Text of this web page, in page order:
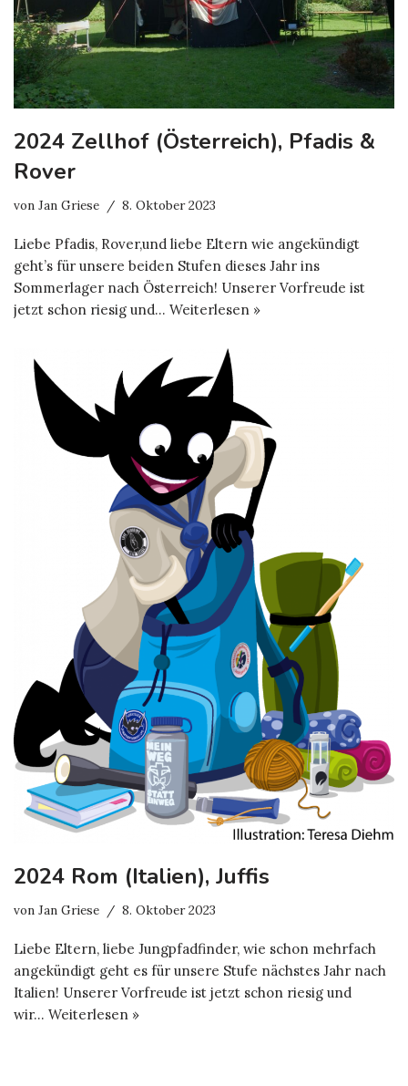
2024 Zellhof (Österreich), Pfadis &
Rover
von Jan Griese 8. Oktober 2023
Liebe Pfadis, Rover,und liebe Eltern wie angekündigt
geht’s für unsere beiden Stufen dieses Jahr ins
Sommerlager nach Österreich! Unserer Vorfreude ist
jetzt schon riesig und… Weiterlesen »
2024 Rom (Italien), Juffis
von Jan Griese 8. Oktober 2023
Liebe Eltern, liebe Jungpfadfinder, wie schon mehrfach
angekündigt geht es für unsere Stufe nächstes Jahr nach
Italien! Unserer Vorfreude ist jetzt schon riesig und
wir… Weiterlesen »